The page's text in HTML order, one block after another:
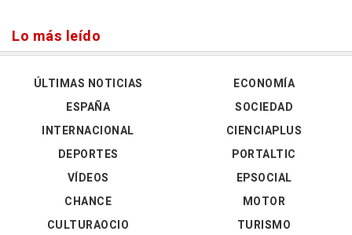
Lo más leído
ÚLTIMAS NOTICIAS
ESPAÑA
INTERNACIONAL
DEPORTES
VÍDEOS
ECONOMÍA
SOCIEDAD
CIENCIAPLUS
PORTALTIC
EPSOCIAL
CHANCE
CULTURAOCIO
MOTOR
TURISMO